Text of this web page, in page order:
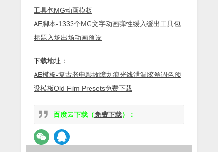
工具包MG动画模板
AE脚本-1333个MG文字动画弹性缓入缓出工具包
标题入场出场动画预设
下载地址：
AE模板-复古老电影故障划痕光线泄漏胶卷调色预
设模板Old Film Presets免费下载
百度云下载（免费下载）：